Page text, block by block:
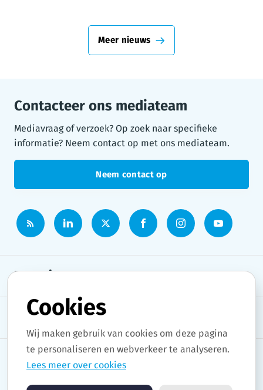
Meer nieuws
Contacteer ons mediateam
Mediavraag of verzoek? Op zoek naar specifieke
informatie? Neem contact op met ons mediateam.
Neem contact op
Persruimte
Onderwerpen
Copyright © 2026 Stad Gent. All rights reserved.
Cookies
Wij maken gebruik van cookies om deze pagina
te personaliseren en webverkeer te analyseren.
Lees meer over cookies